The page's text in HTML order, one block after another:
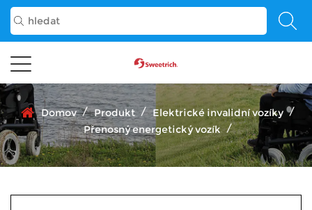
Domov / Produkt / Elektrické invalidní vozíky /
Přenosný energetický vozík /